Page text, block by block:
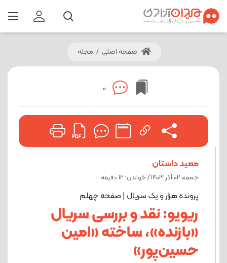
صفحه اصلی / مجله
0
معید داستان
جمعه 02 آذر 1403 / خواندن: 12 دقیقه
پرونده هزار و یک سریال | صفحه چهلم
ریویو: نقد و بررسی سریال
«بازنده»، ساخته «امین
حسین‌پور»